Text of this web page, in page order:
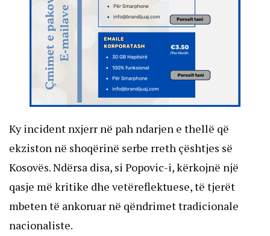
Ky incident nxjerr në pah ndarjen e thellë që
ekziston në shoqërinë serbe rreth çështjes së
Kosovës. Ndërsa disa, si Popovic-i, kërkojnë një
qasje më kritike dhe vetëreflektuese, të tjerët
mbeten të ankoruar në qëndrimet tradicionale
nacionaliste.